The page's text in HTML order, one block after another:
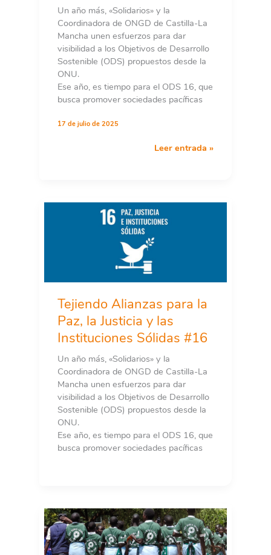
Un año más, «Solidarios» y la
Coordinadora de ONGD de Castilla-La
Mancha unen esfuerzos para dar
visibilidad a los Objetivos de Desarrollo
Sostenible (ODS) propuestos desde la
ONU.
Ese año, es tiempo para el ODS 16, que
busca promover sociedades pacíficas
17 de julio de 2025
Escuelas
Derecho
a
la
cultura
de
paz
de
niños
y
adolescentes
de
los
de
El
las
Flores,
El
Leer entrada »
Tejiendo Alianzas para la
Paz, la Justicia y las
Instituciones Sólidas #16
Un año más, «Solidarios» y la
Coordinadora de ONGD de Castilla-La
Mancha unen esfuerzos para dar
visibilidad a los Objetivos de Desarrollo
Sostenible (ODS) propuestos desde la
ONU.
Ese año, es tiempo para el ODS 16, que
busca promover sociedades pacíficas